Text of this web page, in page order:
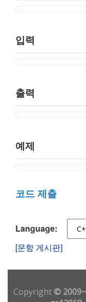
입력
출력
예제
코드 제출
Language:
[문항 게시판]
Copyright© 2009~